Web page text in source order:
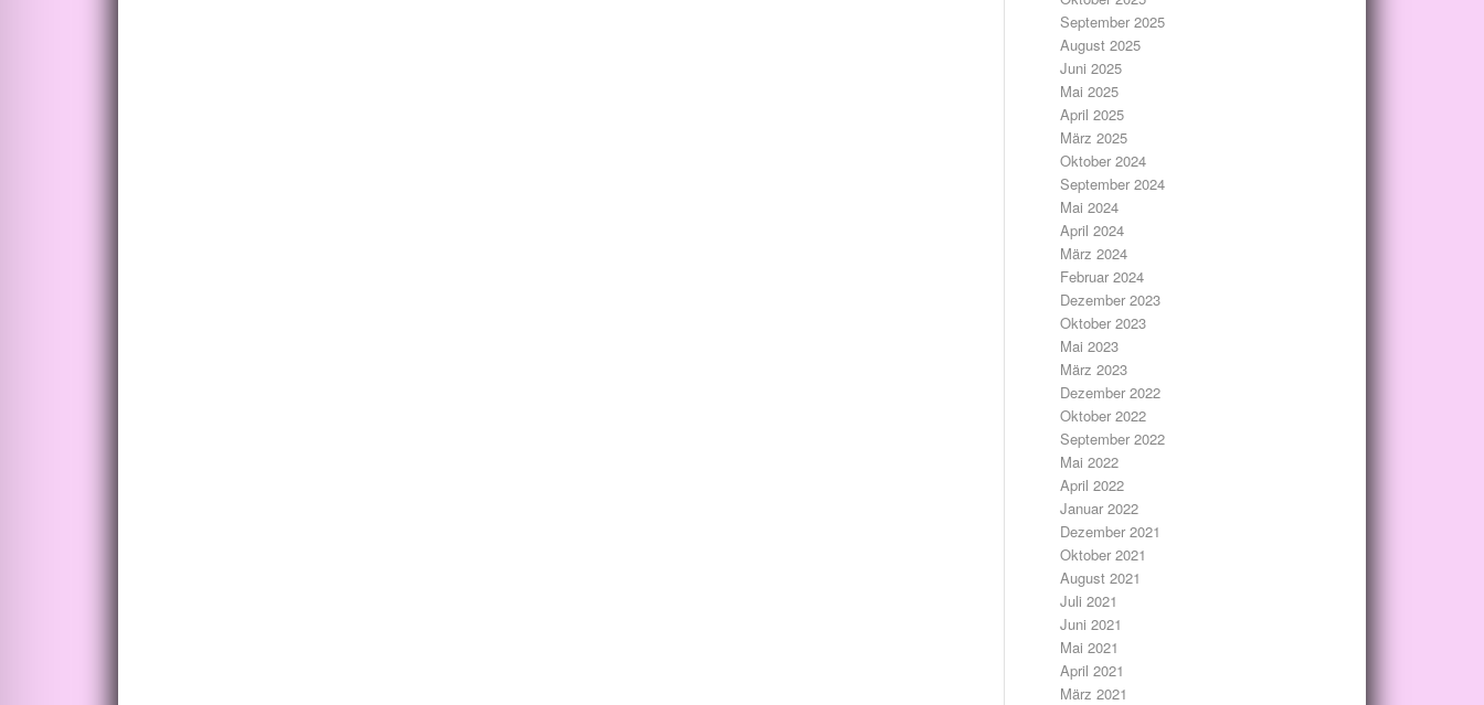
September 2025
August 2025
Juni 2025
Mai 2025
April 2025
März 2025
Oktober 2024
September 2024
Mai 2024
April 2024
März 2024
Februar 2024
Dezember 2023
Oktober 2023
Mai 2023
März 2023
Dezember 2022
Oktober 2022
September 2022
Mai 2022
April 2022
Januar 2022
Dezember 2021
Oktober 2021
August 2021
Juli 2021
Juni 2021
Mai 2021
April 2021
März 2021